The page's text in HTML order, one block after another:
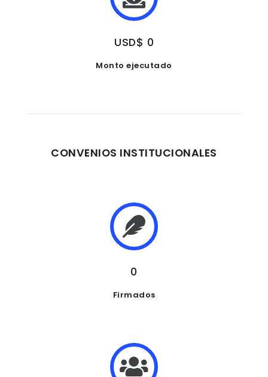
USD$ 0
Monto ejecutado
CONVENIOS INSTITUCIONALES
0
Firmados